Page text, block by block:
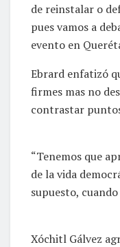
de reinstalar o
pues vamos a
evento en
Ebrard enfatizó
firmes mas no
contrastar
“Tenemos que
de la vida
supuesto,
Xóchitl Gálvez